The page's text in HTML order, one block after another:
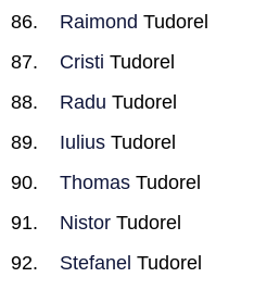
Raimond Tudorel
Cristi Tudorel
Radu Tudorel
Iulius Tudorel
Thomas Tudorel
Nistor Tudorel
Stefanel Tudorel